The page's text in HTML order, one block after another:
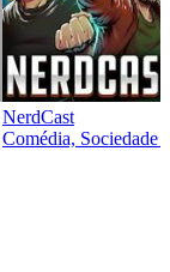
NerdCast
Comédia, Sociedade